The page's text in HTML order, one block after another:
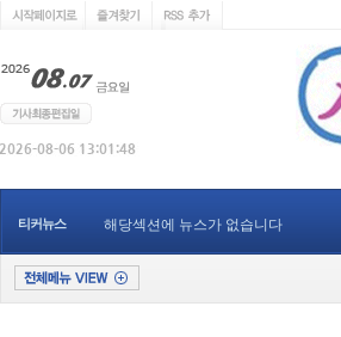
티커뉴스 해당섹션에 뉴스가 없습니다